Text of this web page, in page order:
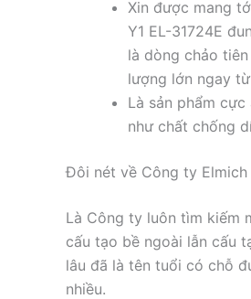
Xin được mang
Y1 EL-31724E
là dòng chảo
lượng lớn ngay
Là sản phẩm
như chất chống
Đôi nét về Công ty Elmich
Là Công ty luôn tìm kiếm
cấu tạo bề ngoài lẫn cấu
lâu đã là tên tuổi có chỗ
nhiều.